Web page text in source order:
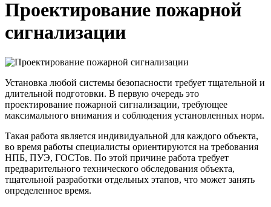
Проектирование пожарной
сигнализации
Установка любой системы безопасности требует тщательной и
длительной подготовки. В первую очередь это
проектирование пожарной сигнализации, требующее
максимального внимания и соблюдения установленных норм.
Такая работа является индивидуальной для каждого объекта,
во время работы специалисты ориентируются на требования
НПБ, ПУЭ, ГОСТов. По этой причине работа требует
предварительного технического обследования объекта,
тщательной разработки отдельных этапов, что может занять
определенное время.